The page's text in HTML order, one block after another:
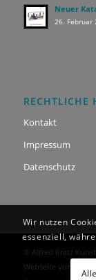
Neuer
26. Februar
RECHTLICHE
Kontakt
Impressum
Datenschutz
© Alfred Kratz
Webseite von
Wir nutzen
essenziell,